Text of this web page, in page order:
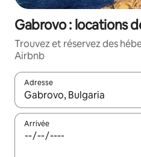
Gabrovo : locations
Trouvez et réservez des
Airbnb
Adresse
Lorsque les résultats
Arrivée